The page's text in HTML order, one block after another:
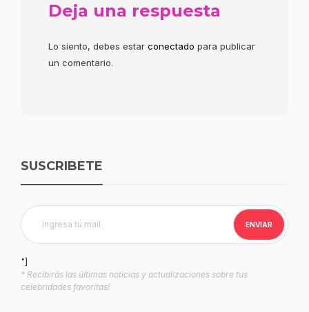
Deja una respuesta
Lo siento, debes estar conectado para publicar
un comentario.
SUSCRIBETE
"]
* Recibirás las últimas noticias y actualizaciones sobre tus
celebridades favoritas!